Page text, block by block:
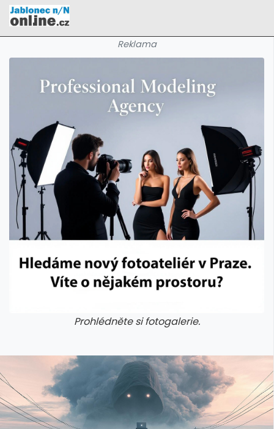
Reklama
Prohlédněte si fotogalerie.